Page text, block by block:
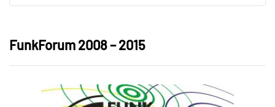
FunkForum 2008 – 2015